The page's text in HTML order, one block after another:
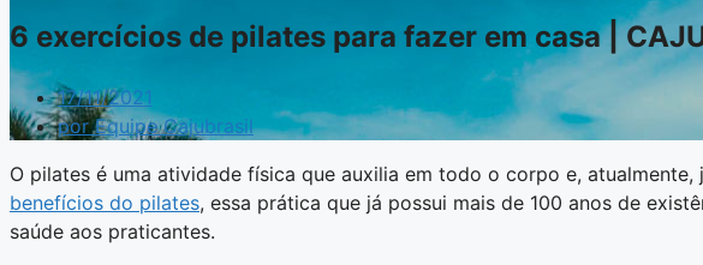
6 exercícios de pilates para fazer em casa |
17/11/2021
porEquipe Cajubrasil
O pilates é uma atividade física que auxilia em todo o corpo e,
benefícios do pilates, essa prática que já possui mais de 100 anos de
saúde aos praticantes.